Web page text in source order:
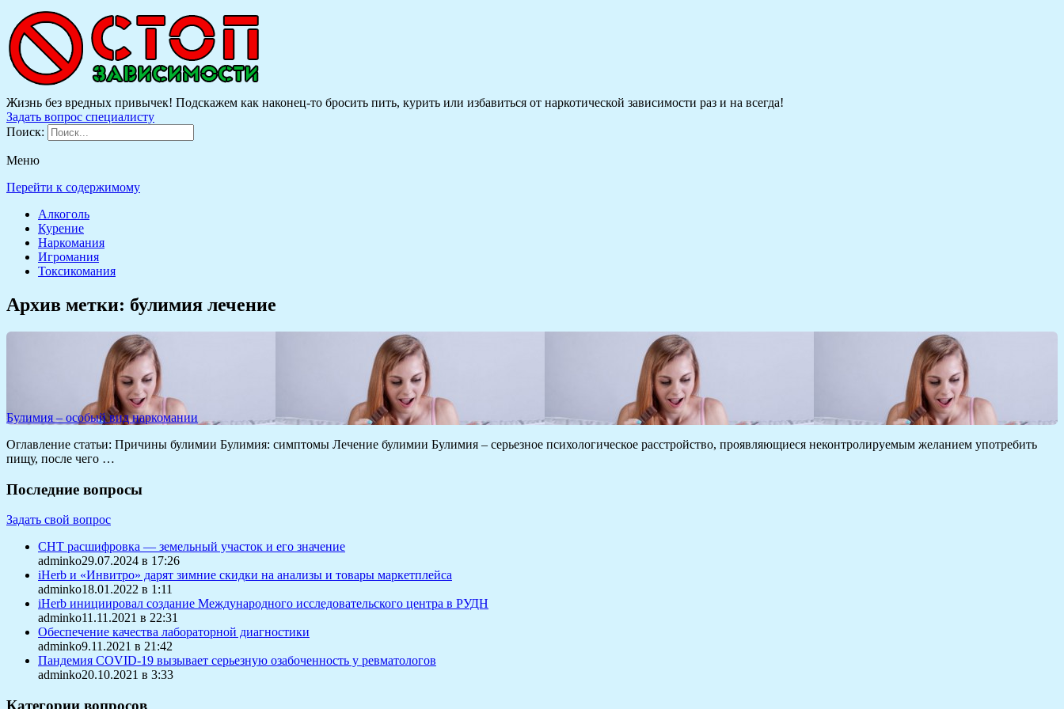
Жизнь без вредных привычек! Подскажем как наконец-то бросить пить, курить или избавиться от наркотической зависимости раз и на всегда!
Задать вопрос специалисту
Поиск:
Меню
Перейти к содержимому
Алкоголь
Курение
Наркомания
Игромания
Токсикомания
Архив метки: булимия лечение
Булимия – особый вид наркомании
Оглавление статьи: Причины булимии Булимия: симптомы Лечение булимии Булимия – серьезное психологическое расстройство, проявляющиеся неконтролируемым желанием употребить
пищу, после чего …
Последние вопросы
Задать свой вопрос
СНТ расшифровка — земельный участок и его значение
adminko29.07.2024 в 17:26
iHerb и «Инвитро» дарят зимние скидки на анализы и товары маркетплейса
adminko18.01.2022 в 1:11
iHerb инициировал создание Международного исследовательского центра в РУДН
adminko11.11.2021 в 22:31
Обеспечение качества лабораторной диагностики
adminko9.11.2021 в 21:42
Пандемия COVID-19 вызывает серьезную озабоченность у ревматологов
adminko20.10.2021 в 3:33
Категории вопросов